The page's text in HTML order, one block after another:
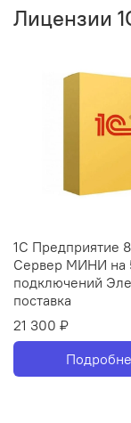
Лицензии
1С Предприятие
Сервер МИНИ на
подключений
поставка
21 300 ₽